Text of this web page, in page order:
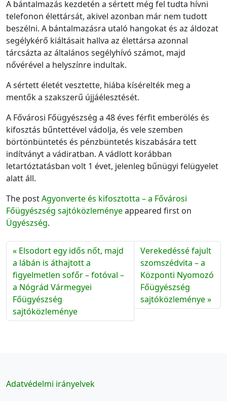
A bántalmazás kezdetén a sértett még fel tudta hívni
telefonon élettársát, akivel azonban már nem tudott
beszélni. A bántalmazásra utaló hangokat és az áldozat
segélykérő kiáltásait hallva az élettársa azonnal
tárcsázta az általános segélyhívó számot, majd
nővérével a helyszínre indultak.
A sértett életét vesztette, hiába kísérelték meg a
mentők a szakszerű újjáélesztését.
A Fővárosi Főügyészség a 48 éves férfit emberölés és
kifosztás bűntettével vádolja, és vele szemben
börtönbüntetés és pénzbüntetés kiszabására tett
indítványt a vádiratban. A vádlott korábban
letartóztatásban volt 1 évet, jelenleg bűnügyi felügyelet
alatt áll.
The postAgyonverte és kifosztotta – a Fővárosi
Főügyészség sajtóközleményeappeared first on
Ügyészség.
Elsodort egy idős nőt, majd
a lábán is áthajtott a
figyelmetlen sofőr – fotóval –
a Nógrád Vármegyei
Főügyészség
sajtóközleménye
Verekedéssé fajult
szomszédvita – a
Központi Nyomozó
Főügyészség
sajtóközleménye
Adatvédelmi irányelvek